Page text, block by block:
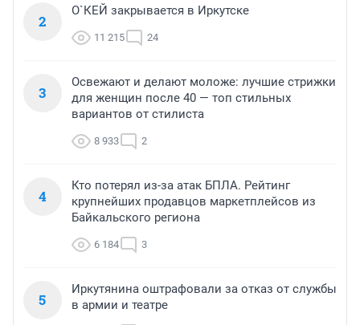
2
О`КЕЙ закрывается в Иркутске
11 215 24
3
Освежают и делают моложе: лучшие стрижки
для женщин после 40 — топ стильных
вариантов от стилиста
8 933 2
4
Кто потерял из-за атак БПЛА. Рейтинг
крупнейших продавцов маркетплейсов из
Байкальского региона
6 184 3
5
Иркутянина оштрафовали за отказ от службы
в армии и театре